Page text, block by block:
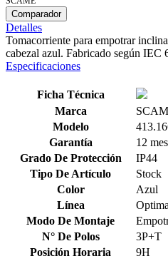
Comparador
Detalles
Tomacorriente para empotrar
cabezal azul. Fabricado según
Especificaciones
Ficha Técnica
Marca
Modelo
Garantía
12
Grado De Protección
IP44
Tipo De Artículo
Stock
Color
Azul
Línea
Optima
Modo De Montaje
N° De Polos
3P+T
Posición Horaria
9H